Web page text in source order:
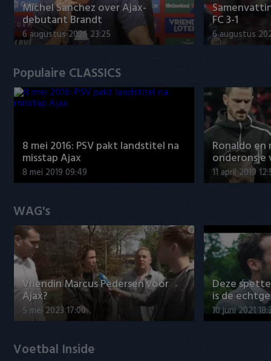
Míchel Sanchez over Ajax-
debutant Brandt
6 augustus 2026 23:25
FC 3-1
6 augustus
Populaire CLASSICS
8 mei 2016: PSV pakt landstitel na
misstap Ajax
8 mei 2019 09:49
Ronaldo
onderonsje
11 april 2019
WAG's
Vriendin Marcus Pedersen voor
Ajax?
5 mei 2023 17:00
Deze
is de
10 juni 2021
Voetbal Inside